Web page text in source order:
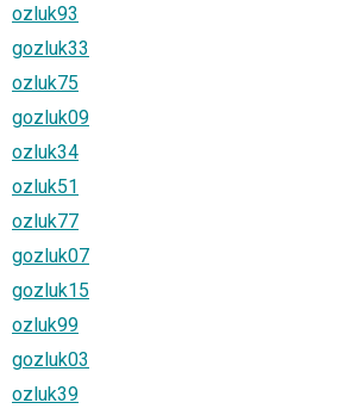
ozluk93
gozluk33
ozluk75
gozluk09
ozluk34
ozluk51
ozluk77
gozluk07
gozluk15
ozluk99
gozluk03
ozluk39